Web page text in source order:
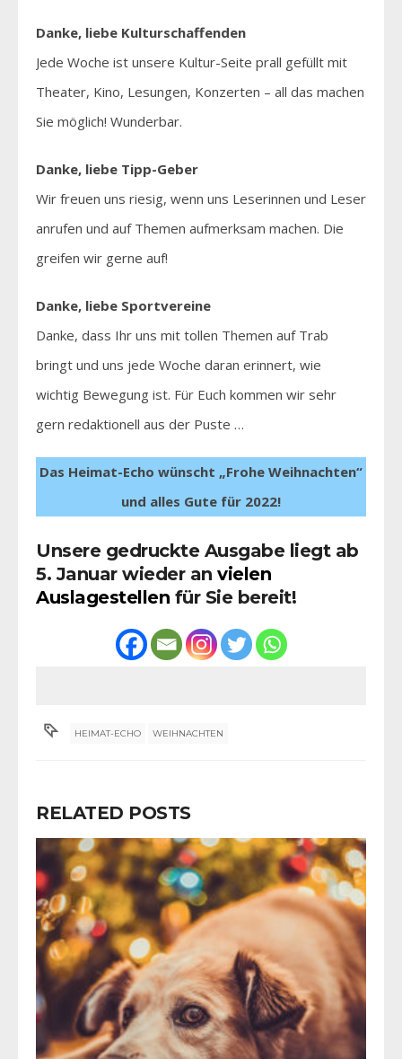
Danke, liebe Kulturschaffenden
Jede Woche ist unsere Kultur-Seite prall gefüllt mit
Theater, Kino, Lesungen, Konzerten – all das machen
Sie möglich! Wunderbar.
Danke, liebe Tipp-Geber
Wir freuen uns riesig, wenn uns Leserinnen und Leser
anrufen und auf Themen aufmerksam machen. Die
greifen wir gerne auf!
Danke, liebe Sportvereine
Danke, dass Ihr uns mit tollen Themen auf Trab
bringt und uns jede Woche daran erinnert, wie
wichtig Bewegung ist. Für Euch kommen wir sehr
gern redaktionell aus der Puste …
Das Heimat-Echo wünscht „Frohe Weihnachten“
und alles Gute für 2022!
Unsere gedruckte Ausgabe liegt ab
5. Januar wieder an vielen
Auslagestellen für Sie bereit!
HEIMAT-ECHO WEIHNACHTEN
RELATED POSTS